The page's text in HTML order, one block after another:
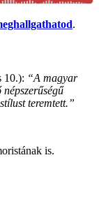
.
10.): “A magyar
teremtett.”
is.